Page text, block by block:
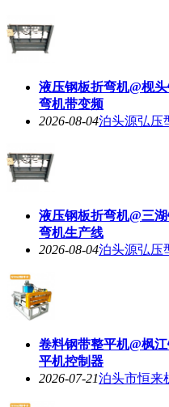
液压钢板折弯机@枧
弯机带变频
2026-08-04泊头源弘压
液压钢板折弯机@三
弯机生产线
2026-08-04泊头源弘压
卷料钢带整平机@枫
平机控制器
2026-07-21泊头市恒来